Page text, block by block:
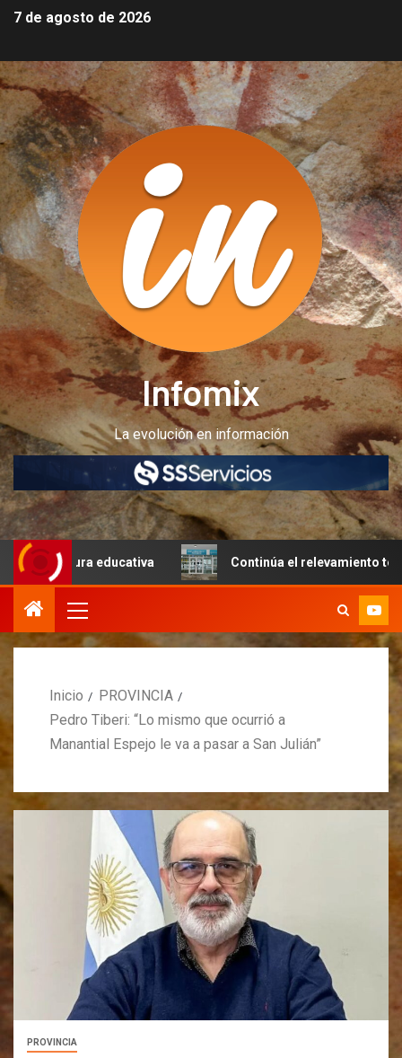
7 de agosto de 2026
Infomix
La evolución en información
educativa Continúa el relevamiento técnico en
Inicio
PROVINCIA
Pedro Tiberi: “Lo mismo que ocurrió a
Manantial Espejo le va a pasar a San Julián”
PROVINCIA